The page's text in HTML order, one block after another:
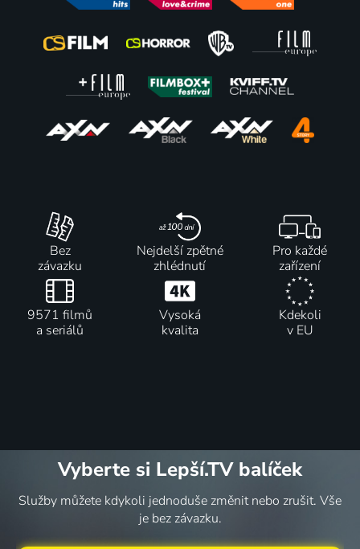
Bez
závazku
Nejdelší zpětné
zhlédnutí
Pro každé
zařízení
9571 filmů
a seriálů
Vysoká
kvalita
Kdekoli
v EU
Vyberte si Lepší.TV balíček
Služby můžete kdykoli jednoduše změnit nebo zrušit. Vše
je bez závazku.